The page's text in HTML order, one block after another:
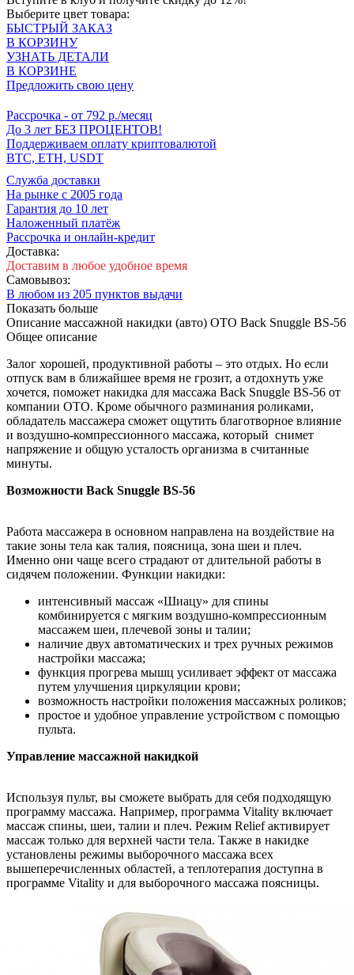
Выберите цвет товара:
БЫСТРЫЙ ЗАКАЗ
В КОРЗИНУ
УЗНАТЬ ДЕТАЛИ
В КОРЗИНЕ
Предложить свою цену
Рассрочка - от 792 р./месяц
До 3 лет БЕЗ ПРОЦЕНТОВ!
Поддерживаем оплату криптовалютой
BTC, ETH, USDT
Cлужба доставки
На рынке с 2005 года
Гарантия до 10 лет
Наложенный платёж
Рассрочка и онлайн-кредит
Доставка:
Доставим в любое удобное время
Самовывоз:
В любом из 205 пунктов выдачи
Показать больше
Описание массажной накидки (авто) OTO Back Snuggle BS-56
Общее описание
Залог хорошей, продуктивной работы – это отдых. Но если
отпуск вам в ближайшее время не грозит, а отдохнуть уже
хочется, поможет накидка для массажа Back Snuggle BS-56 от
компании ОТО. Кроме обычного разминания роликами,
обладатель массажера сможет ощутить благотворное влияние
и воздушно-компрессионного массажа, который снимет
напряжение и общую усталость организма в считанные
минуты.
Возможности Back Snuggle BS-56
Работа массажера в основном направлена на воздействие на
такие зоны тела как талия, поясница, зона шеи и плеч.
Именно они чаще всего страдают от длительной работы в
сидячем положении. Функции накидки:
интенсивный массаж «Шиацу» для спины
комбинируется с мягким воздушно-компрессионным
массажем шеи, плечевой зоны и талии;
наличие двух автоматических и трех ручных режимов
настройки массажа;
функция прогрева мышц усиливает эффект от массажа
путем улучшения циркуляции крови;
возможность настройки положения массажных роликов;
простое и удобное управление устройством с помощью
пульта.
Управление массажной накидкой
Используя пульт, вы сможете выбрать для себя подходящую
программу массажа. Например, программа Vitality включает
массаж спины, шеи, талии и плеч. Режим Relief активирует
массаж только для верхней части тела. Также в накидке
установлены режимы выборочного массажа всех
вышеперечисленных областей, а теплотерапия доступна в
программе Vitality и для выборочного массажа поясницы.